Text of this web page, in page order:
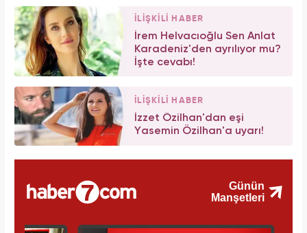
İLİŞKİLİ HABER
İrem Helvacıoğlu Sen Anlat
Karadeniz'den ayrılıyor mu?
İşte cevabı!
İLİŞKİLİ HABER
İzzet Özilhan'dan eşi
Yasemin Özilhan'a uyarı!